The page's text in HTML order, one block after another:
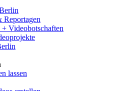
Videobotschaften
lassen